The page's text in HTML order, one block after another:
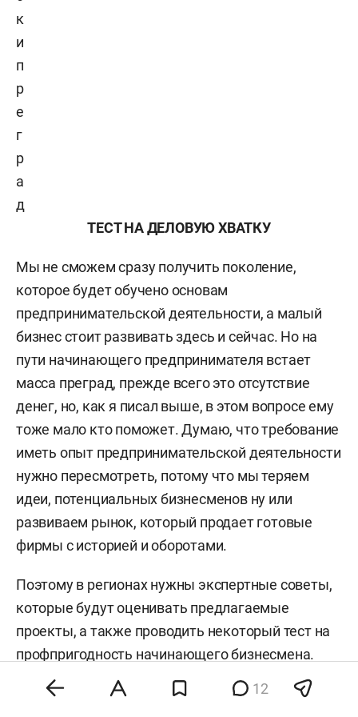
к
и
п
р
е
г
р
а
д
ТЕСТ НА ДЕЛОВУЮ ХВАТКУ
Мы не сможем сразу получить поколение,
которое будет обучено основам
предпринимательской деятельности, а малый
бизнес стоит развивать здесь и сейчас. Но на
пути начинающего предпринимателя встает
масса преград, прежде всего это отсутствие
денег, но, как я писал выше, в этом вопросе ему
тоже мало кто поможет. Думаю, что требование
иметь опыт предпринимательской деятельности
нужно пересмотреть, потому что мы теряем
идеи, потенциальных бизнесменов ну или
развиваем рынок, который продает готовые
фирмы с историей и оборотами.
Поэтому в регионах нужны экспертные советы,
которые будут оценивать предлагаемые
проекты, а также проводить некоторый тест на
профпригодность начинающего бизнесмена.
Если у человека в его плане есть недочеты или
недопонимание ситуации, то его отправляют на
12